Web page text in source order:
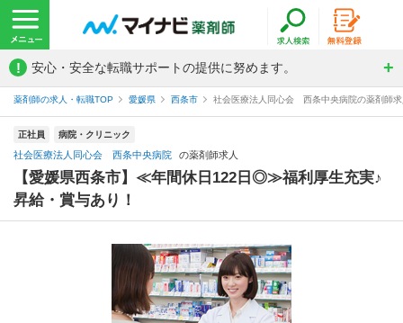
! 安心・安全な転職サポートの提供に努めます。
薬剤師の求人・転職TOP 愛媛県 西条市 社会医療法人同心会 西条中央病院の薬剤師
正社員 病院・クリニック
社会医療法人同心会 西条中央病院 の薬剤師求人
【愛媛県西条市】≪年間休日122日◎≫福利厚生充実♪
昇給・賞与あり！